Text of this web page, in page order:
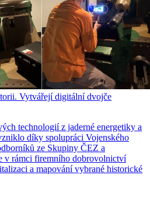
Vytvářejí digitální dvojče
technologií z jaderné energetiky a
díky spolupráci Vojenského
ze Skupiny ČEZ a
v rámci firemního dobrovolnictví
a mapování vybrané historické